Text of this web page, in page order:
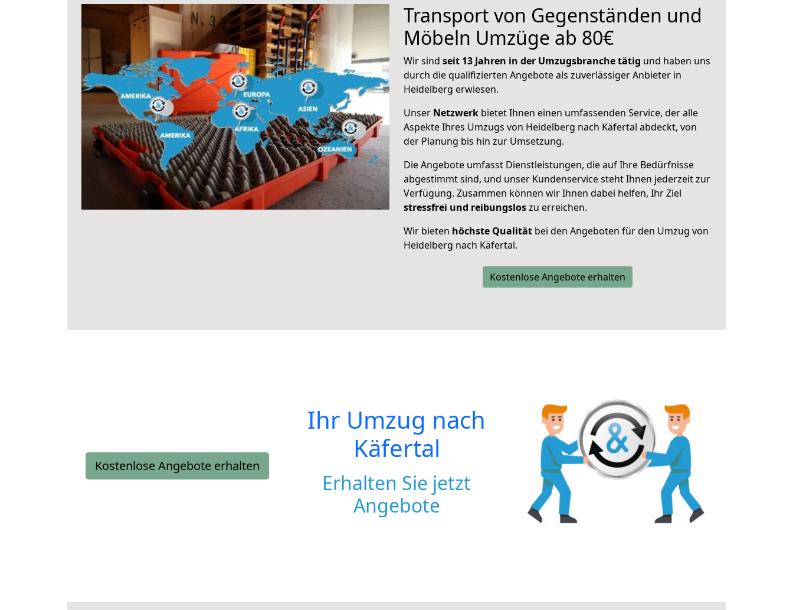
Transport von Gegenständen und
Möbeln Umzüge ab 80€
Wir sind seit 13 Jahren in der Umzugsbranche tätig und haben uns
durch die qualifizierten Angebote als zuverlässiger Anbieter in
Heidelberg erwiesen.
Unser Netzwerk bietet Ihnen einen umfassenden Service, der alle
Aspekte Ihres Umzugs von Heidelberg nach Käfertal abdeckt, von
der Planung bis hin zur Umsetzung.
Die Angebote umfasst Dienstleistungen, die auf Ihre Bedürfnisse
abgestimmt sind, und unser Kundenservice steht Ihnen jederzeit zur
Verfügung. Zusammen können wir Ihnen dabei helfen, Ihr Ziel
stressfrei und reibungsloszu erreichen.
Wir bieten höchste Qualität bei den Angeboten für den Umzug von
Heidelberg nach Käfertal.
Kostenlose Angebote erhalten
Kostenlose Angebote erhalten
Ihr Umzug nach
Käfertal
Erhalten Sie jetzt
Angebote